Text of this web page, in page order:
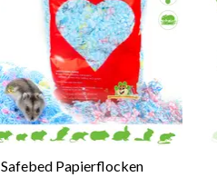
Safebed Papierflocken